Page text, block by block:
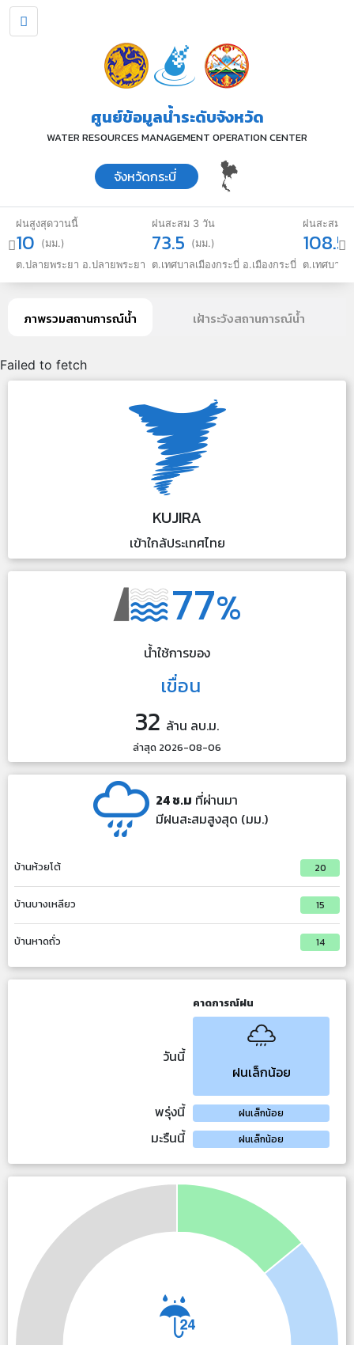
ศูนย์ข้อมูลน้ำระดับจังหวัด
WATER RESOURCES MANAGEMENT OPERATION CENTER
จังหวัดกระบี่
ฝนสูงสุดวานนี้
10
(มม.)
ต.ปลายพระยา อ.ปลายพระยา
ฝนสะสม 3 วัน
73.5
(มม.)
ต.เทศบาลเมืองกระบี่ อ.เมืองกระบี่
ฝนสะสม 7
108.5
ต.เทศบาล
ภาพรวมสถานการณ์น้ำ เฝ้าระวังสถานการณ์น้ำ
Failed to fetch
KUJIRA
เข้าใกล้ประเทศไทย
77%
น้ำใช้การของ
เขื่อน
32 ล้าน ลบ.ม.
ล่าสุด 2026-08-06
24 ช.ม ที่ผ่านมา
มีฝนสะสมสูงสุด (มม.)
20
บ้านห้วยโต้
15
บ้านบางเหลียว
14
บ้านหาดถั่ว
คาดการณ์ฝน
วันนี้
ฝนเล็กน้อย
พรุ่งนี้ ฝนเล็กน้อย
มะรืนนี้ ฝนเล็กน้อย